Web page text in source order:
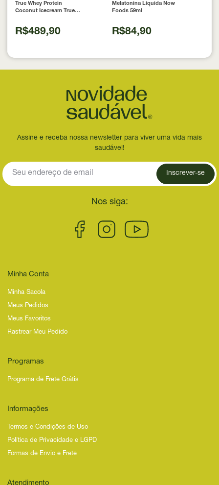
True Whey Protein
Coconut Icecream True
R$489,90
Melatonina Líquida Now
Foods 59ml
R$84,90
Assine e receba nossa newsletter para viver uma vida mais
saudável!
Inscrever-se
Nos siga:
Minha Conta
Minha Sacola
Meus Pedidos
Meus Favoritos
Rastrear Meu Pedido
Programas
Programa de Frete Grátis
Informações
Termos e Condições de Uso
Política de Privacidade e LGPD
Formas de Envio e Frete
Atendimento